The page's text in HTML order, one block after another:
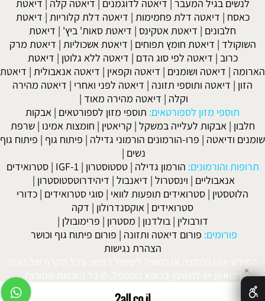
לנשים בגיל המעבר | דיאטה לדוגמנים | דיאטה קלה | דיאטת
כאסח | דיאטה דלת פחמימות | דיאטה דלת קלוריות | דיאטת
חלבונים | דיאטת אטקינס | דיאטת סאות' ביץ' | דיאטת
השוקולד | דיאטת חומץ תפוחים | דיאטת אשכוליות | דיאטת מרק
כרוב | דיאטה לפי סוג הדם | דיאטה ללא גלוטן | דיאטת
הארומה | דיאטה ושומנים | דיאטה וקפאין | דיאטה אנאבולית | דיאטת
הזון | דיאטה ותוספי תזונה | דיאטה לפני ואחרי | דיאטה מהירה
וקלה | דיאטה מהירה מאוד |
תוספי מזון לספורטאים: תוספי מזון לספורטאים | אבקות
חלבון | אבקות לעלייה במשקל | קריאטין | חומצות אמינו |שרפת
שומנים ודיאטה | פרו-הורמונים הורמוני גדילה | פיתוח גוף | פיתוח גוף
נשים |
תרופות והורמונים: הורמון גדילה |טסטוסטרון |
IGF-1
|סטרואידים
אנאבוליים | וינסטרול | דיאנבול | דיהידרוטסטוסטרון |
הלוטסטין | סטרואידים תופעות לוואי | סוגי סטרואידים | כדורי
סטרואידים | אוקסנדרולון | דקה
דורבולין | בולדנון | מסטרון | פרימובולן |
פורומים: פורום דיאטה ותזונה | פורום פיתוח גוף וכושר
הצהרת נגישות
המידע אינו המלצה או התוויה לטיפול רפואי. בכל מקרה של בעיה
רפואית יש להיוועץ ברופא המטפל. © כל הזכויות שמורות. ✕